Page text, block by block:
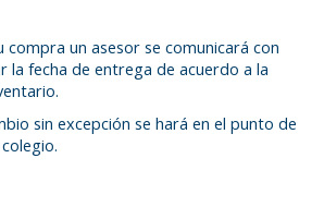
compra un asesor se comunicará con
la fecha de entrega de acuerdo a la
sin excepción se hará en el punto de